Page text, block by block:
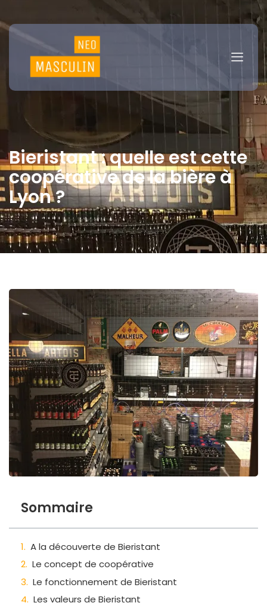
Bieristant : quelle est cette
coopérative de la bière à
Lyon ?
Sommaire
A la découverte de Bieristant
Le concept de coopérative
Le fonctionnement de Bieristant
Les valeurs de Bieristant